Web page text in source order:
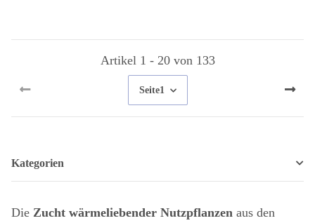
Artikel 1 - 20 von 133
Seite1
Kategorien
Die Zucht wärmeliebender Nutzpflanzen aus den